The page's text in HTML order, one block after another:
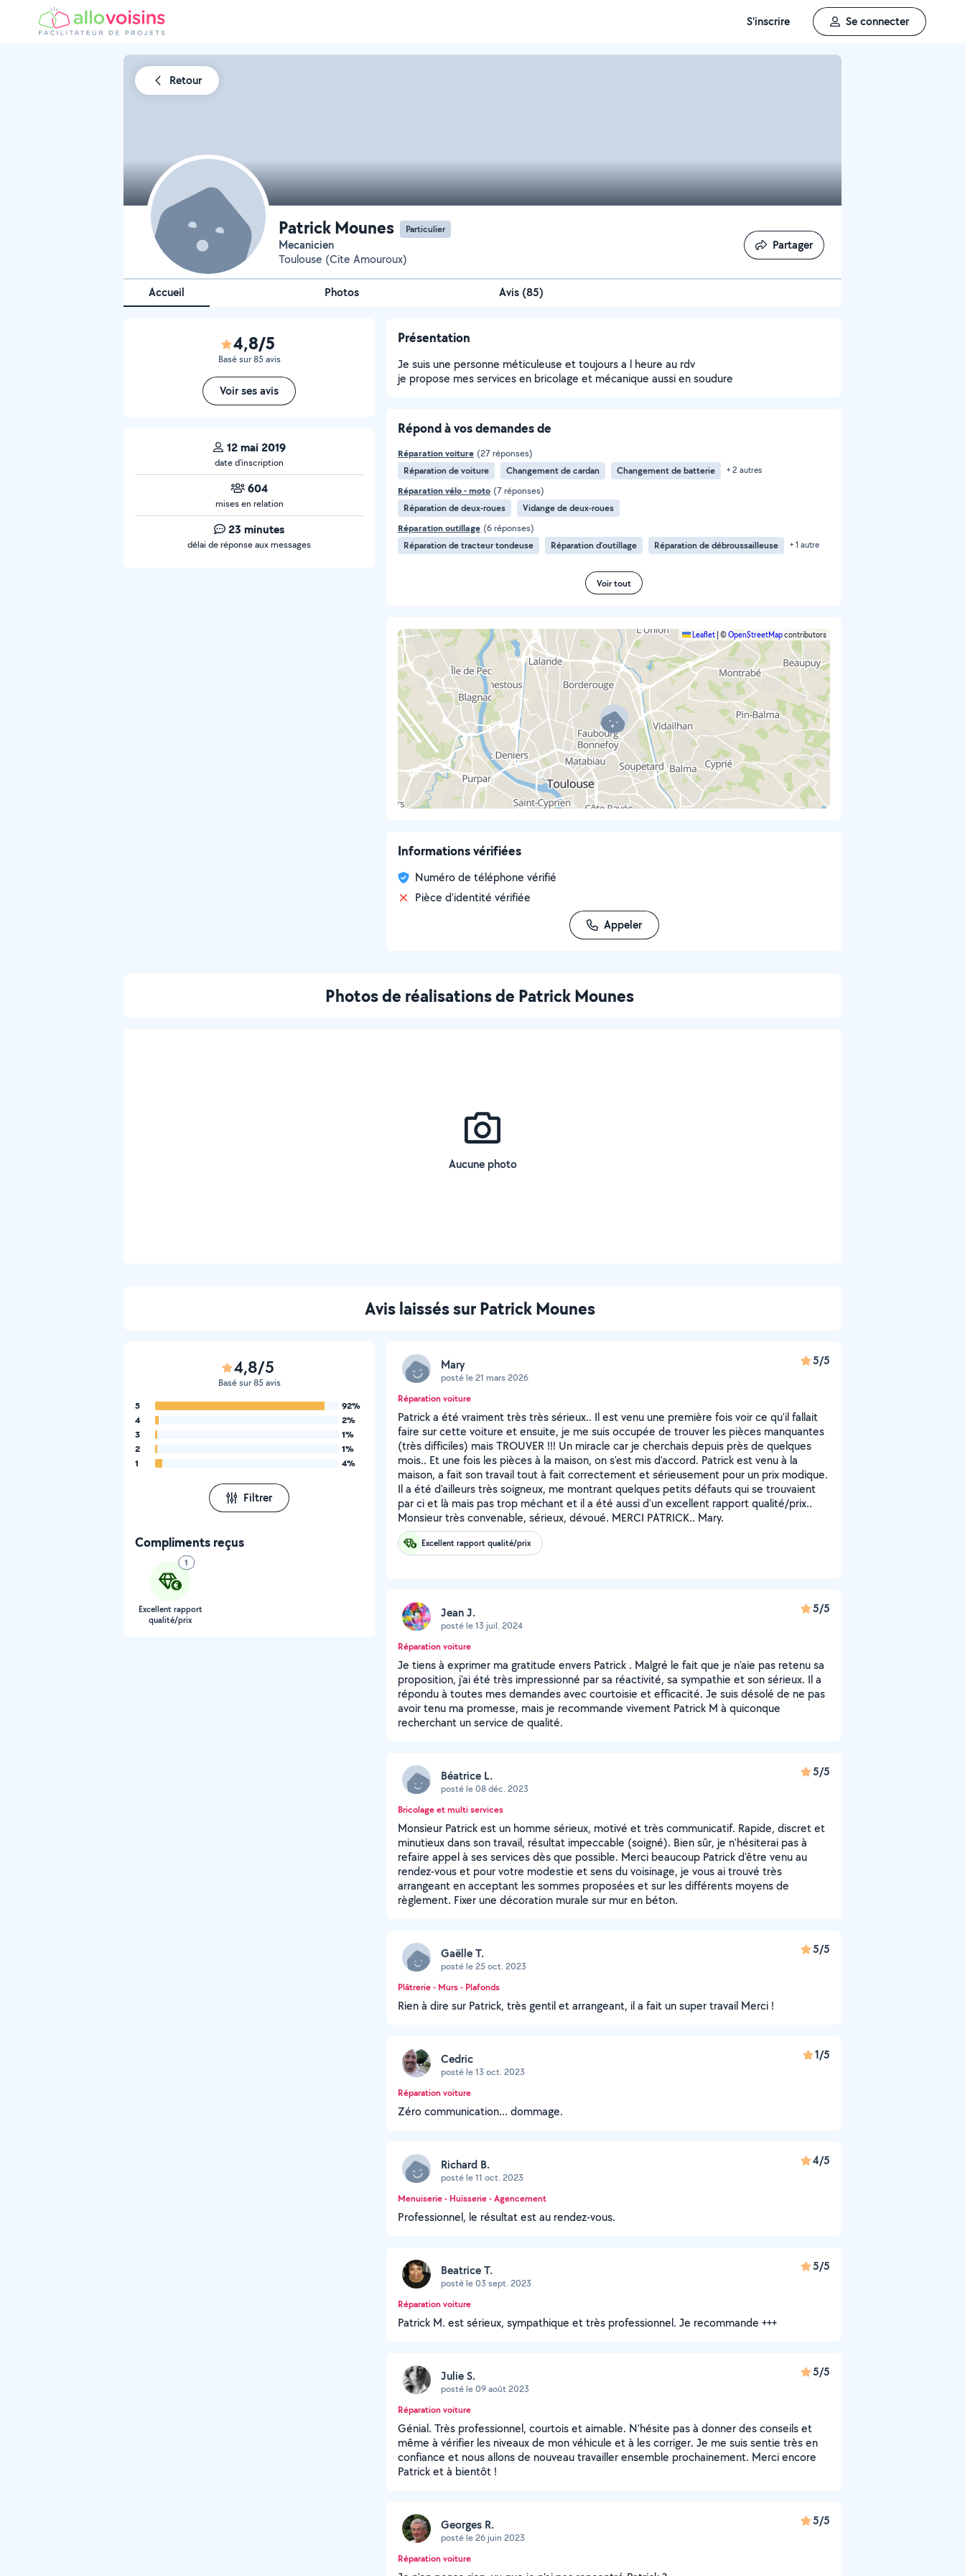
S'inscrire Se connecter
Retour
Patrick Mounes Particulier
mecanicien
Toulouse (Cite Amouroux)
Partager
Partager
Accueil Photos Avis (85)
4,8/5
Basé sur 85 avis
Voir ses avis
12 mai 2019
date d’inscription
604
mises en relation
23 minutes
délai de réponse aux messages
Présentation
Je suis une personne méticuleuse et toujours a l heure au rdv
je propose mes services en bricolage et mécanique aussi en soudure
Répond à vos demandes de
Réparation voiture (27 réponses)
Réparation de voiture
Changement de cardan Changement de batterie + 2 autres
Réparation vélo - moto (7 réponses)
Réparation de deux-roues
Vidange de deux-roues
Réparation outillage (6 réponses)
Réparation de tracteur tondeuse
Réparation d’outillage Réparation de débroussailleuse + 1 autre
Voir tout
Leaflet ©OpenStreetMapcontributors
Informations vérifiées
Numéro de téléphone vérifié
Pièce d'identité vérifiée
Appeler
Photos de réalisations de Patrick Mounes
Aucune photo
Avis laissés sur Patrick Mounes
4,8/5
Basé sur 85 avis
5
92%
4
2%
3
1%
2
1%
1
4%
Filtrer
Compliments reçus
1
Excellent rapport
qualité/prix
Mary
posté le 21 mars 2026
5/5
Réparation voiture
Patrick a été vraiment très très sérieux.. Il est venu une première fois voir ce qu'il fallait
faire sur cette voiture et ensuite, je me suis occupée de trouver les pièces manquantes
(très difficiles) mais TROUVER !!! Un miracle car je cherchais depuis près de quelques
mois.. Et une fois les pièces à la maison, on s'est mis d'accord. Patrick est venu à la
maison, a fait son travail tout à fait correctement et sérieusement pour un prix modique.
Il a été d'ailleurs très soigneux, me montrant quelques petits défauts qui se trouvaient
par ci et là mais pas trop méchant et il a été aussi d'un excellent rapport qualité/prix..
Monsieur très convenable, sérieux, dévoué. MERCI PATRICK.. Mary.
Excellent rapport qualité/prix
Jean J.
posté le 13 juil. 2024
5/5
Réparation voiture
Je tiens à exprimer ma gratitude envers Patrick . Malgré le fait que je n'aie pas retenu sa
proposition, j'ai été très impressionné par sa réactivité, sa sympathie et son sérieux. Il a
répondu à toutes mes demandes avec courtoisie et efficacité. Je suis désolé de ne pas
avoir tenu ma promesse, mais je recommande vivement Patrick M à quiconque
recherchant un service de qualité.
Béatrice L.
posté le 08 déc. 2023
5/5
Bricolage et multi services
Monsieur Patrick est un homme sérieux, motivé et très communicatif. Rapide, discret et
minutieux dans son travail, résultat impeccable (soigné). Bien sûr, je n'hésiterai pas à
refaire appel à ses services dès que possible. Merci beaucoup Patrick d'être venu au
rendez-vous et pour votre modestie et sens du voisinage, je vous ai trouvé très
arrangeant en acceptant les sommes proposées et sur les différents moyens de
règlement. Fixer une décoration murale sur mur en béton.
Gaëlle T.
posté le 25 oct. 2023
5/5
Plâtrerie - Murs - Plafonds
Rien à dire sur Patrick, très gentil et arrangeant, il a fait un super travail Merci !
Cedric
posté le 13 oct. 2023
1/5
Réparation voiture
Zéro communication… dommage.
Richard B.
posté le 11 oct. 2023
4/5
Menuiserie - Huisserie - Agencement
Professionnel, le résultat est au rendez-vous.
Beatrice T.
posté le 03 sept. 2023
5/5
Réparation voiture
Patrick M. est sérieux, sympathique et très professionnel. Je recommande +++
Julie S.
posté le 09 août 2023
5/5
Réparation voiture
Génial. Très professionnel, courtois et aimable. N’hésite pas à donner des conseils et
même à vérifier les niveaux de mon véhicule et à les corriger. Je me suis sentie très en
confiance et nous allons de nouveau travailler ensemble prochainement. Merci encore
Patrick et à bientôt !
Georges R.
posté le 26 juin 2023
5/5
Réparation voiture